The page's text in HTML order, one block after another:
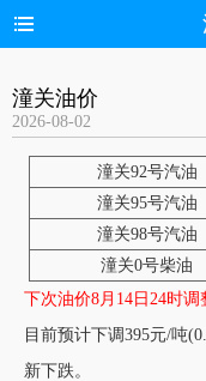
潼关油价
2026-08-02
潼关92号汽油
潼关95号汽油
潼关98号汽油
潼关0号柴油
下次油价8月14日24时调
目前预计下调395元/吨
新下跌。